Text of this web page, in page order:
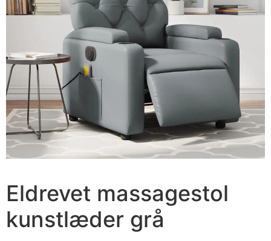
Eldrevet massagestol
kunstlæder grå